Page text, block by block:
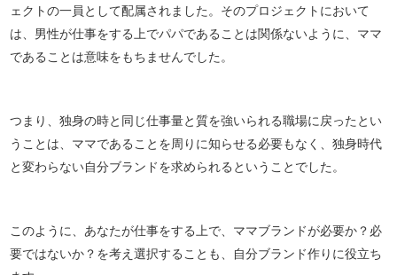
ェクトの一員として配属されました。そのプロジェクトにおいて
は、男性が仕事をする上でパパであることは関係ないように、ママ
であることは意味をもちませんでした。
つまり、独身の時と同じ仕事量と質を強いられる職場に戻ったとい
うことは、ママであることを周りに知らせる必要もなく、独身時代
と変わらない自分ブランドを求められるということでした。
このように、あなたが仕事をする上で、ママブランドが必要か？必
要ではないか？を考え選択することも、自分ブランド作りに役立ち